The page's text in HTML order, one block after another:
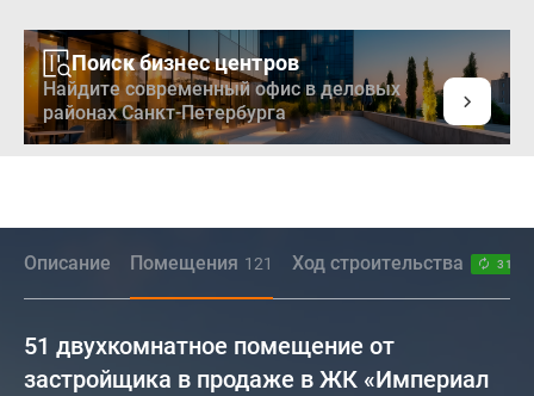
Поиск бизнес центров
Найдите современный офис в деловых
районах Санкт-Петербурга
Описание Помещения 121 Ход строительства
51 двухкомнатное помещение от
застройщика в продаже в ЖК «Империал